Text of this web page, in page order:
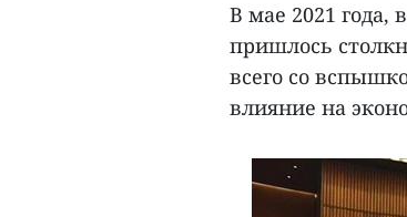
В мае 2021 года,
пришлось
всего со
влияние на